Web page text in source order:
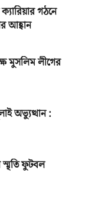
গঠনে
আহ্বান
মুসলিম লীগের
অভ্যুত্থান :
স্মৃতি ফুটবল